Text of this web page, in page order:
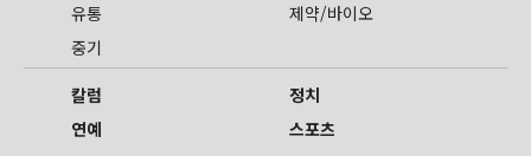
유통
제약/바이오
중기
칼럼
정치
연예
스포츠